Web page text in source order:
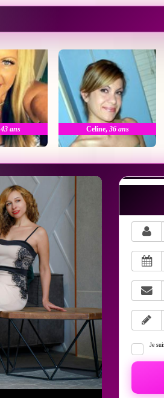
43 ans Celine, 36 ans
Je